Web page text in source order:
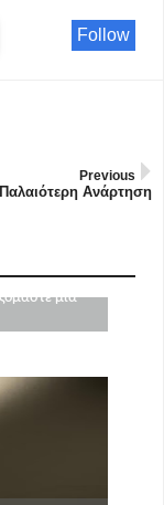
Follow
Previous
Παλαιότερη Ανάρτηση